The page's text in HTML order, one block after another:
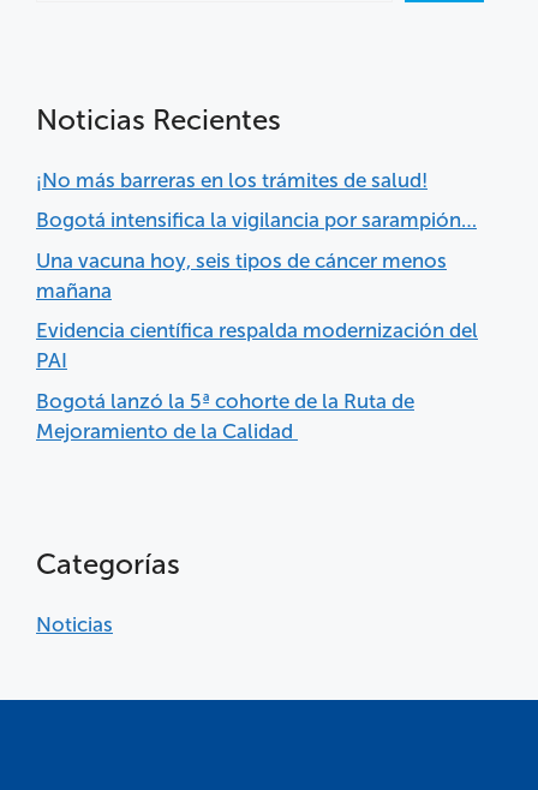
Noticias Recientes
¡No más barreras en los trámites de salud!
Bogotá intensifica la vigilancia por sarampión…
Una vacuna hoy, seis tipos de cáncer menos
mañana
Evidencia científica respalda modernización del
PAI
Bogotá lanzó la 5ª cohorte de la Ruta de
Mejoramiento de la Calidad
Categorías
Noticias